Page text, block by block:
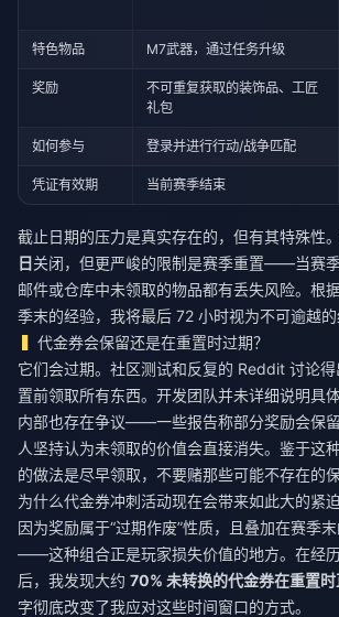
特色物品 M7武器，通过任务升级
奖励
不可重复获取的装饰品、工匠
礼包
如何参与 登录并进行行动/战争匹配
凭证有效期 当前赛季结束
截止日期的压力是真实存在的，但有其特殊性
日关闭，但更严峻的限制是赛季重置——当赛
邮件或仓库中未领取的物品都有丢失风险。根
季末的经验，我将最后 72 小时视为不可逾越的
代金券会保留还是在重置时过期？
它们会过期。社区测试和反复的 Reddit 讨论
置前领取所有东西。开发团队并未详细说明具
内部也存在争议——一些报告称部分奖励会保
人坚持认为未领取的价值会直接消失。鉴于这
的做法是尽早领取，不要赌那些可能不存在的保
为什么代金券冲刺活动现在会带来如此大的紧迫
因为奖励属于“过期作废”性质，且叠加在赛季
——这种组合正是玩家损失价值的地方。在经
后，我发现大约 70% 未转换的代金券在重置
字彻底改变了我应对这些时间窗口的方式。